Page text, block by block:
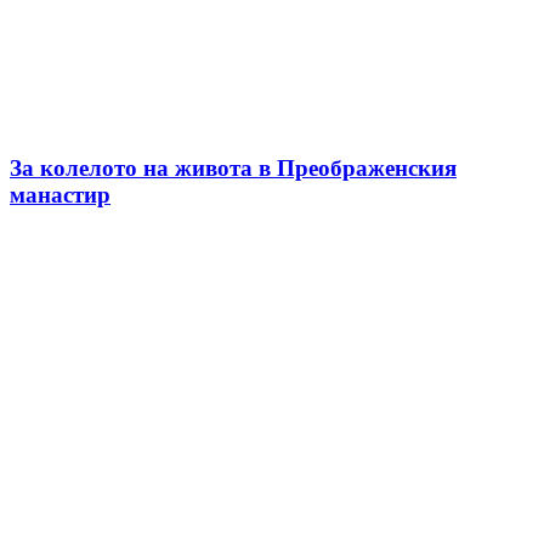
За колелото на живота в Преображенския
манастир